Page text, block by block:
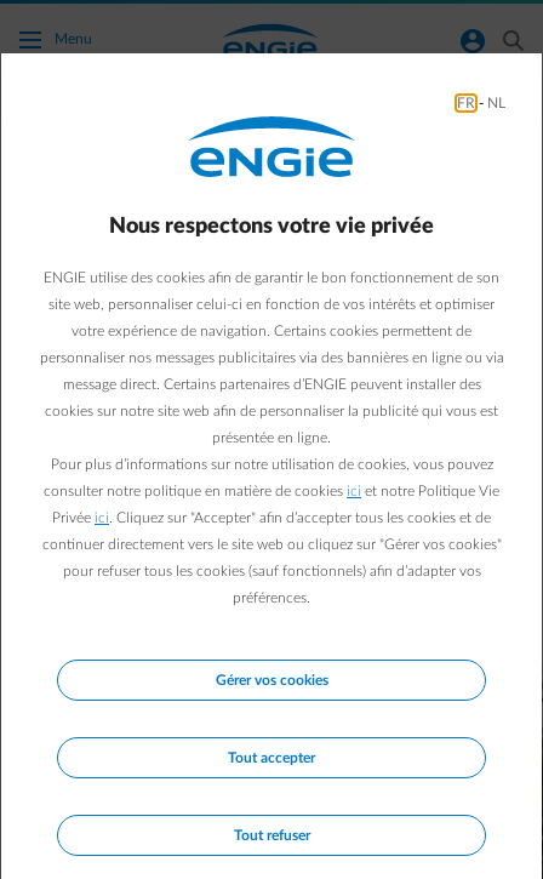
Accéder au contenu principal
Menu normal-account-circle search
mobilite
Ceci n’est pas un panneau
solaire, c’est une voiture !
Isabelle V.
Communications expert - renewable, energy efficiency,
green mobility
2 min
Trois jeunes Allemands sont en passe de révolutionner le
marché de la voiture électrique. Leur petite Sono Sion,
recouverte de panneaux solaires, produit sa propre
électricité et sera capable de rouler 305 km en parfaite
FR - NL
Nous respectons votre vie privée
ENGIE utilise des cookies afin de garantir le bon fonctionnement de son
site web, personnaliser celui-ci en fonction de vos intérêts et optimiser
votre expérience de navigation. Certains cookies permettent de
personnaliser nos messages publicitaires via des bannières en ligne ou via
message direct. Certains partenaires d’ENGIE peuvent installer des
cookies sur notre site web afin de personnaliser la publicité qui vous est
présentée en ligne.
Pour plus d’informations sur notre utilisation de cookies, vous pouvez
consulter notre politique en matière de cookies ici et notre Politique Vie
Privée ici . Cliquez sur "Accepter" afin d’accepter tous les cookies et de
continuer directement vers le site web ou cliquez sur "Gérer vos cookies"
pour refuser tous les cookies (sauf fonctionnels) afin d’adapter vos
préférences.
Gérer vos cookies
Tout accepter
Tout refuser